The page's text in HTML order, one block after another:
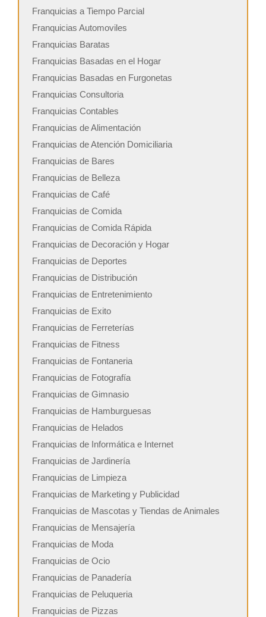
Franquicias a Tiempo Parcial
Franquicias Automoviles
Franquicias Baratas
Franquicias Basadas en el Hogar
Franquicias Basadas en Furgonetas
Franquicias Consultoria
Franquicias Contables
Franquicias de Alimentación
Franquicias de Atención Domiciliaria
Franquicias de Bares
Franquicias de Belleza
Franquicias de Café
Franquicias de Comida
Franquicias de Comida Rápida
Franquicias de Decoración y Hogar
Franquicias de Deportes
Franquicias de Distribución
Franquicias de Entretenimiento
Franquicias de Exito
Franquicias de Ferreterías
Franquicias de Fitness
Franquicias de Fontaneria
Franquicias de Fotografía
Franquicias de Gimnasio
Franquicias de Hamburguesas
Franquicias de Helados
Franquicias de Informática e Internet
Franquicias de Jardinería
Franquicias de Limpieza
Franquicias de Marketing y Publicidad
Franquicias de Mascotas y Tiendas de Animales
Franquicias de Mensajería
Franquicias de Moda
Franquicias de Ocio
Franquicias de Panadería
Franquicias de Peluqueria
Franquicias de Pizzas